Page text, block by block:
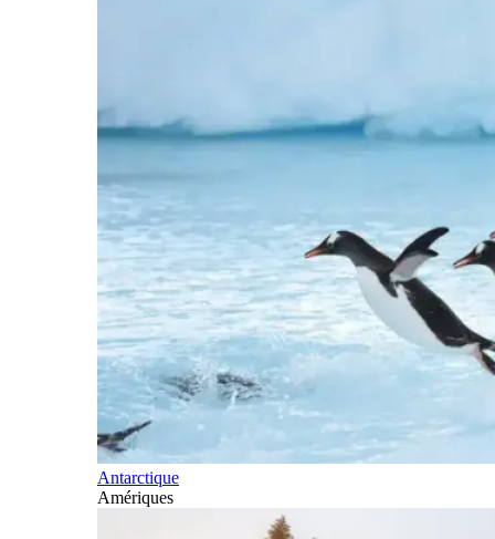
Antarctique
Amériques